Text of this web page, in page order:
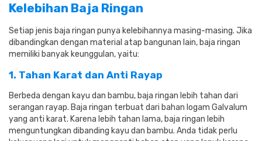
Kelebihan Baja Ringan
Setiap jenis baja ringan punya kelebihannya masing-masing. Jika
dibandingkan dengan material atap bangunan lain, baja ringan
memiliki banyak keunggulan, yaitu:
1. Tahan Karat dan Anti Rayap
Berbeda dengan kayu dan bambu, baja ringan lebih tahan dari
serangan rayap. Baja ringan terbuat dari bahan logam Galvalum
yang anti karat. Karena lebih tahan lama, baja ringan lebih
menguntungkan dibanding kayu dan bambu. Anda tidak perlu